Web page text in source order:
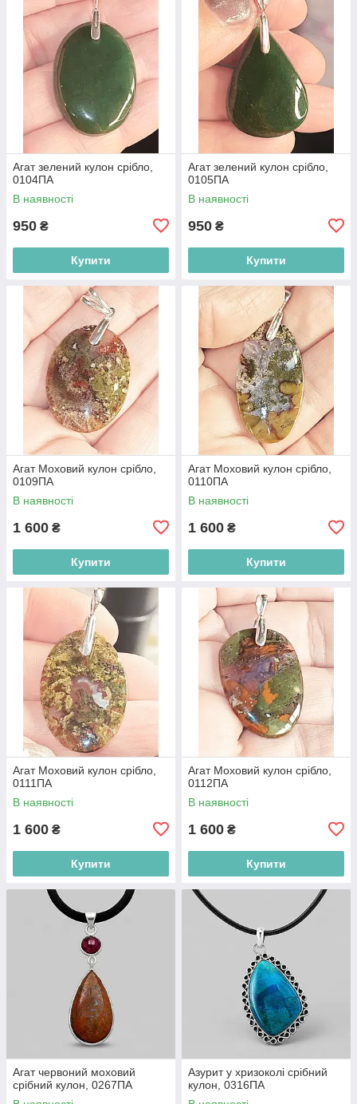
Агат зелений кулон срібло,
0104ПА
В наявності
950 ₴
Купити
Агат зелений кулон срібло,
0105ПА
В наявності
950 ₴
Купити
Агат Моховий кулон срібло,
0109ПА
В наявності
1 600 ₴
Купити
Агат Моховий кулон срібло,
0110ПА
В наявності
1 600 ₴
Купити
Агат Моховий кулон срібло,
0111ПА
В наявності
1 600 ₴
Купити
Агат Моховий кулон срібло,
0112ПА
В наявності
1 600 ₴
Купити
Агат червоний моховий
срібний кулон, 0267ПА
Азурит у хризоколі срібний
кулон, 0316ПА